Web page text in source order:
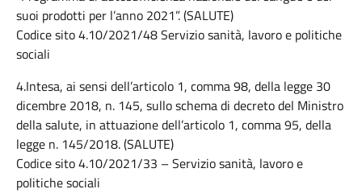
suoi prodotti per l’anno 2021”. (SALUTE)
Codice sito 4.10/2021/48 Servizio sanità, lavoro e politiche
sociali
4.Intesa, ai sensi dell’articolo 1, comma 98, della legge 30
dicembre 2018, n. 145, sullo schema di decreto del Ministro
della salute, in attuazione dell’articolo 1, comma 95, della
legge n. 145/2018. (SALUTE)
Codice sito 4.10/2021/33 – Servizio sanità, lavoro e
politiche sociali